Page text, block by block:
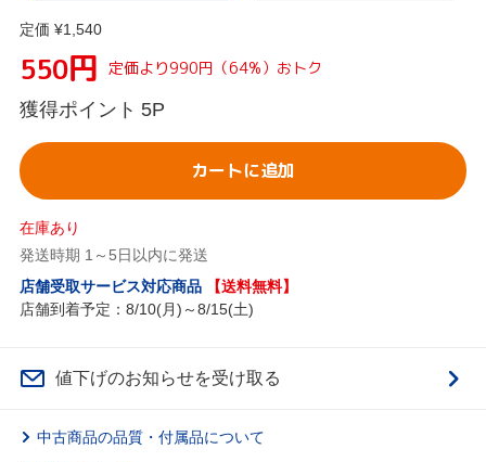
定価 ¥1,540
550円 定価より990円（64%）おトク
獲得ポイント 5P
カートに追加
在庫あり
発送時期 1～5日以内に発送
店舗受取サービス対応商品
【送料無料】
店舗到着予定：8/10(月)～8/15(土)
値下げのお知らせを受け取る
中古商品の品質・付属品について